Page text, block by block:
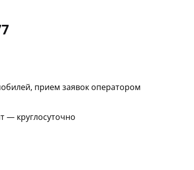
прием заявок оператором
— круглосуточно